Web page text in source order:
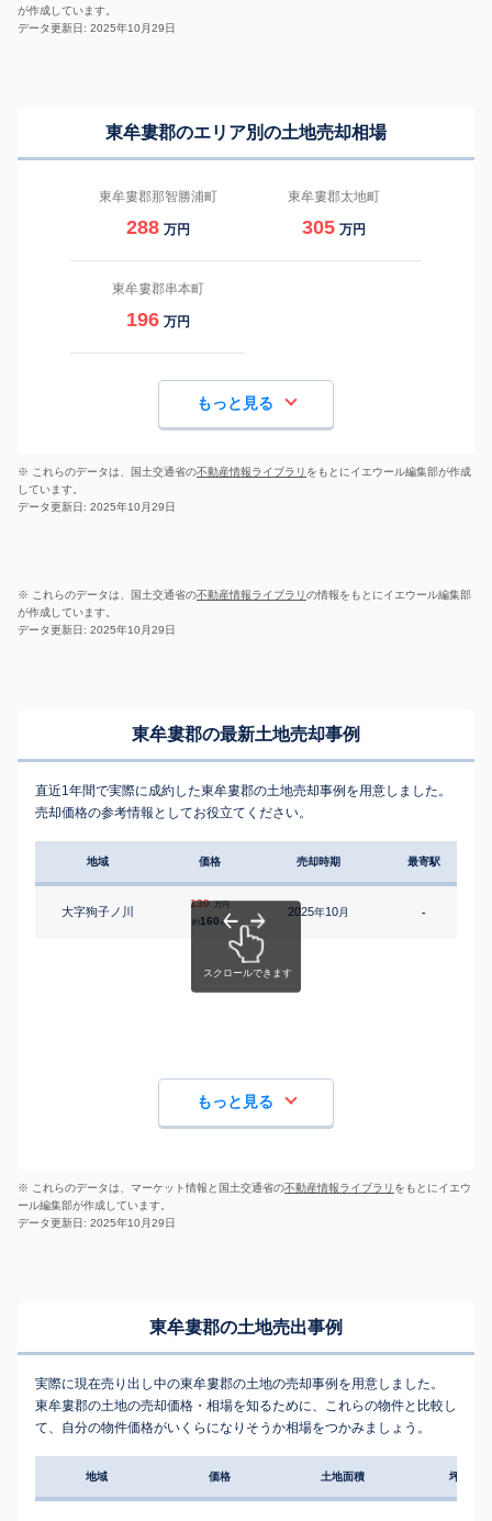
が作成しています。
データ更新日: 2025年10月29日
東牟婁郡のエリア別の土地売却相場
東牟婁郡那智勝浦町
288 万円
東牟婁郡太地町
305 万円
東牟婁郡串本町
196 万円
もっと見る
※ これらのデータは、国土交通省の不動産情報ライブラリ をもとにイエウール編集部が作成
しています。
データ更新日: 2025年10月29日
※ これらのデータは、国土交通省の不動産情報ライブラリの情報をもとにイエウール編集部
が作成しています。
データ更新日: 2025年10月29日
東牟婁郡の最新土地売却事例
直近1年間で実際に成約した東牟婁郡の土地売却事例を用意しました。
売却価格の参考情報としてお役立てください。
地域 価格 売却時期 最寄駅
大字狗子ノ川
130 万円
約160 ㎡
2025年10月 -
もっと見る
※ これらのデータは、マーケット情報と国土交通省の不動産情報ライブラリ をもとにイエウ
ール編集部が作成しています。
データ更新日: 2025年10月29日
東牟婁郡の土地売出事例
実際に現在売り出し中の東牟婁郡の土地の売却事例を用意しました。
東牟婁郡の土地の売却価格・相場を知るために、これらの物件と比較し
て、自分の物件価格がいくらになりそうか相場をつかみましょう。
地域 価格 土地面積 坪単価